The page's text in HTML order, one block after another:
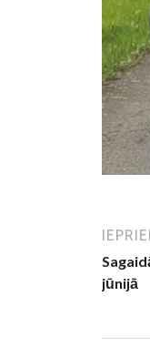
jūnijā